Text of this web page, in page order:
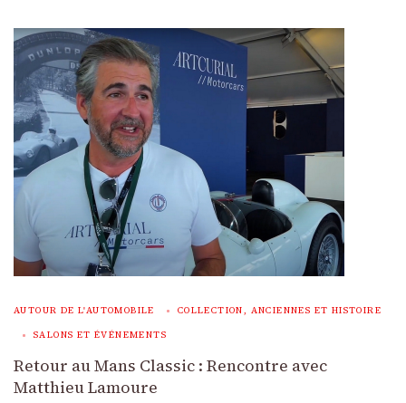
AUTOUR DE L'AUTOMOBILE COLLECTION, ANCIENNES ET HISTOIRE
SALONS ET ÉVÉNEMENTS
Retour au Mans Classic : Rencontre avec
Matthieu Lamoure